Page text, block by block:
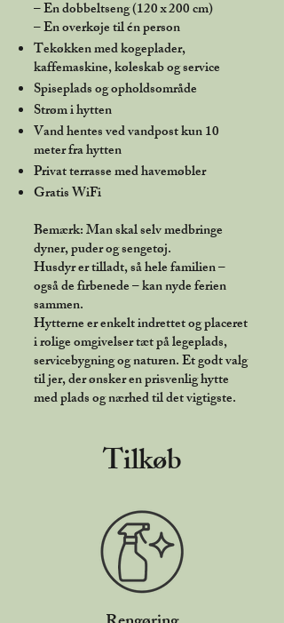
– En dobbeltseng (120 x 200 cm)
– En overkøje til én person
Tekøkken med kogeplader,
kaffemaskine, køleskab og service
Spiseplads og opholdsområde
Strøm i hytten
Vand hentes ved vandpost kun 10
meter fra hytten
Privat terrasse med havemøbler
Gratis WiFi
Bemærk: Man skal selv medbringe
dyner, puder og sengetøj.
Husdyr er tilladt, så hele familien –
også de firbenede – kan nyde ferien
sammen.
Hytterne er enkelt indrettet og placeret
i rolige omgivelser tæt på legeplads,
servicebygning og naturen. Et godt valg
til jer, der ønsker en prisvenlig hytte
med plads og nærhed til det vigtigste.
Tilkøb